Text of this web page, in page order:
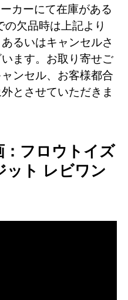
カーにて在庫がある
欠品時は上記より
るいはキャンセルさ
ます。お取り寄せご
ンセル、お客様都合
とさせていただきま
フロウトイズ
ット レビワン